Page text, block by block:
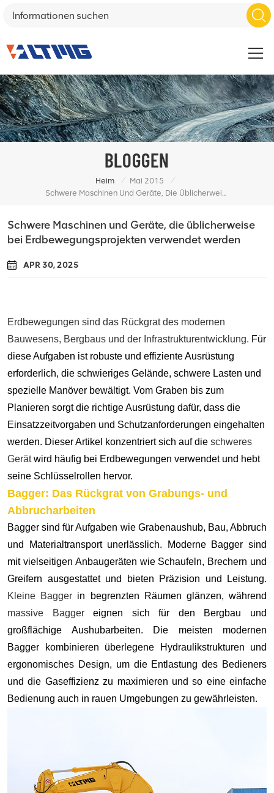
BLOGGEN
Heim / Mai 2015
/
Schwere Maschinen Und Geräte, Die Üblicherweise Bei Erdbewegungsprojekten Verwendet Werden
Schwere Maschinen und Geräte, die üblicherweise
bei Erdbewegungsprojekten verwendet werden
APR 30, 2025
Erdbewegungen sind das Rückgrat des modernen
Bauwesens, Bergbaus und der Infrastrukturentwicklung. Für
diese Aufgaben ist robuste und effiziente Ausrüstung
erforderlich, die schwieriges Gelände, schwere Lasten und
spezielle Manöver bewältigt. Vom Graben bis zum
Planieren sorgt die richtige Ausrüstung dafür, dass die
Einsatzzeitvorgaben und Schutzanforderungen eingehalten
werden. Dieser Artikel konzentriert sich auf die schweres
Gerätwird häufig bei Erdbewegungen verwendet und hebt
seine Schlüsselrollen hervor.
Bagger: Das Rückgrat von Grabungs- und
Abbrucharbeiten
Bagger sind für Aufgaben wie Grabenaushub, Bau, Abbruch
und Materialtransport unerlässlich. Moderne Bagger sind
mit vielseitigen Anbaugeräten wie Schaufeln, Brechern und
Greifern ausgestattet und bieten Präzision und Leistung.
Kleine Bagger in begrenzten Räumen glänzen, während
massive Baggereignen sich für den Bergbau und
großflächige Aushubarbeiten. Die meisten modernen
Bagger kombinieren überlegene Hydraulikstrukturen und
ergonomisches Design, um die Entlastung des Bedieners
und die Gaseffizienz zu maximieren und so eine einfache
Bedienung auch in rauen Umgebungen zu gewährleisten.